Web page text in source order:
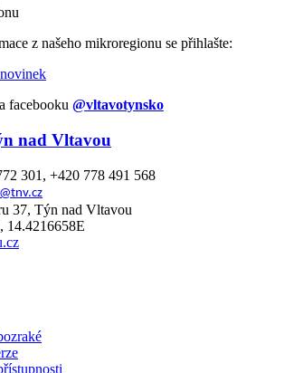
z našeho mikroregionu se přihlašte:
facebooku @vltavotynsko
nad Vltavou
301, +420 778 491 568
37, Týn nad Vltavou
14.4216658E